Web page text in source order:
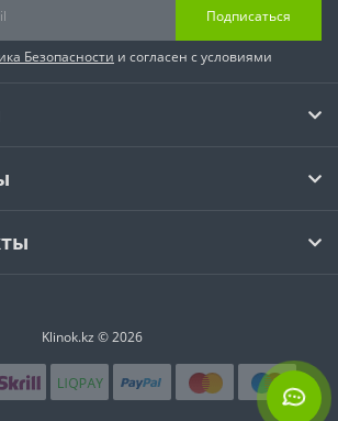
Подписаться
Безопасности и согласен с условиями
Klinok.kz © 2026